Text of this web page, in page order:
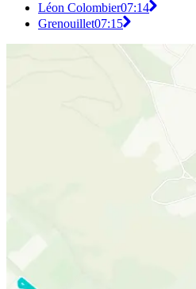
Léon Colombier07:14
Grenouillet07:15